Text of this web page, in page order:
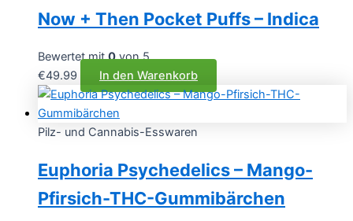
Now + Then Pocket Puffs – Indica
Bewertet mit0von 5
€49.99 In den Warenkorb
Pilz- und Cannabis-Esswaren
Euphoria Psychedelics – Mango-
Pfirsich-THC-Gummibärchen